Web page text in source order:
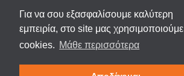
Για να σου εξασφαλίσουμε καλύτερη
εμπειρία, στο site μας χρησιμοποιούμε
cookies. Μάθε περισσότερα